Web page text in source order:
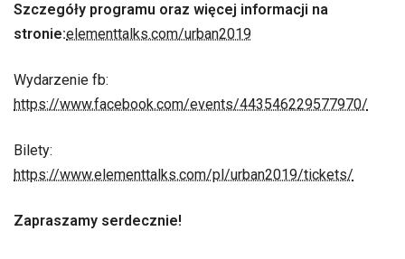
Szczegóły programu oraz więcej informacji na
stronie:elementtalks.com/urban2019
Wydarzenie fb:
https://www.facebook.com/events/443546229577970/
Bilety:
https://www.elementtalks.com/pl/urban2019/tickets/
Zapraszamy serdecznie!